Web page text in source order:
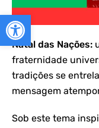
Abrir a
Natal das Nações:
fraternidade
tradições se
mensagem
Sob este tema